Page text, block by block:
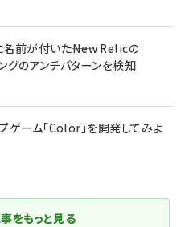
前が付いた――New Relicの
のアンチパターンを検知
ゲーム「Color」を開発してみよ
をもっと見る